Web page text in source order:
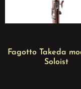
Fagotto Takeda
Soloist